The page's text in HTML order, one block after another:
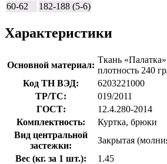
60-62
182-188 (5-6)
Характеристики
Основной материал:
Ткань
плотность 240
Код ТН ВЭД:
6203221000
ТР/ТС:
019/2011
ГОСТ:
12.4.280-2014
Комплектность:
Куртка, брюки
Вид центральной
застежки:
Закрытая
Вес (кг. за 1 шт.):
1.45